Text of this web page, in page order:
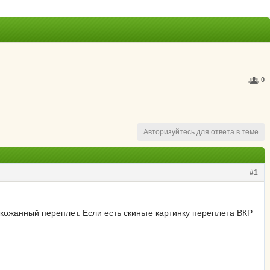
0
Авторизуйтесь для ответа в теме
#1
переплет. Если есть скиньте картинку переплета ВКР